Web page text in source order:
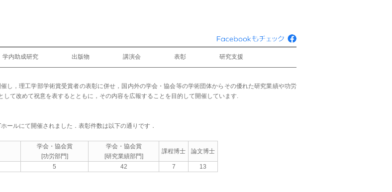
学内助成研究 出版物 講演会 表彰 研究支援
し，理工学部学術賞受賞者の表彰に併せ，国内外の学会・協会等の学術団体からその優れた研究業績や功労
て改めて祝意を表するとともに，その内容を広報することを目的して開催しています.
ールにて開催されました．表彰件数は以下の通りです．
学会・協会賞
[功労部門]
学会・協会賞
[研究業績部門]
課程博士 論文博士
5 42 7 13